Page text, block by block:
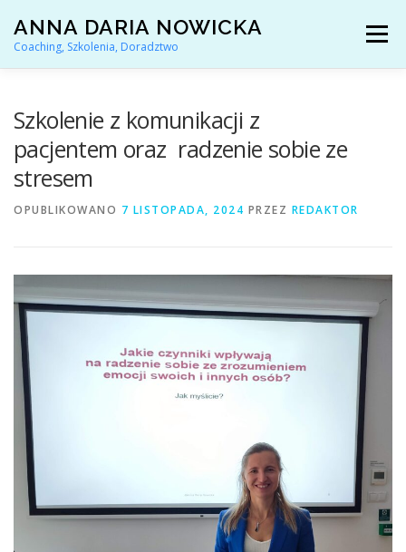
treści
ANNA DARIA NOWICKA
Coaching, Szkolenia, Doradztwo
Menu
KONTAKT
Szkolenie z komunikacji z
pacjentem oraz radzenie sobie ze
stresem
OPUBLIKOWANO 7 LISTOPADA, 2024 PRZEZ REDAKTOR